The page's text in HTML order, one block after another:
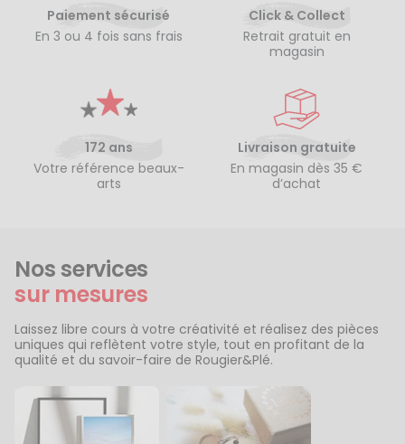
Paiement sécurisé
En 3 ou 4 fois sans frais
Click & Collect
Retrait gratuit en
magasin
172 ans
Votre référence beaux-
arts
Livraison gratuite
En magasin dès 35 €
d’achat
Nos services
sur mesures
Laissez libre cours à votre créativité et réalisez des pièces
uniques qui reflètent votre style, tout en profitant de la
qualité et du savoir-faire de Rougier&Plé.